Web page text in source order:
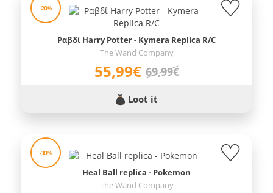
-20%
Ραβδί Harry Potter - Kymera Replica R/C
The Wand Company
55,99€ 69,99€
Loot it
-30%
Heal Ball replica - Pokemon
The Wand Company